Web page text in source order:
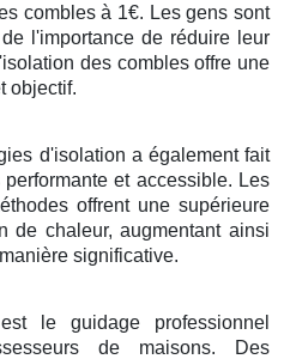
combles à 1€. Les gens sont
l'importance de réduire leur
des combles offre une
objectif.
d'isolation a également fait
et accessible. Les
offrent une supérieure
de chaleur, augmentant ainsi
significative.
le guidage professionnel
de maisons. Des